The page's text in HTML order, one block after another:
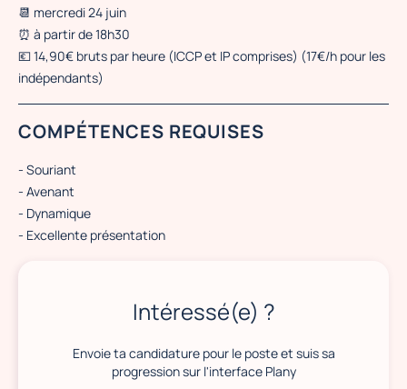
📆 mercredi 24 juin
⏰ à partir de 18h30
💶 14,90€ bruts par heure (ICCP et IP comprises) (17€/h pour les
indépendants)
COMPÉTENCES REQUISES
- Souriant
- Avenant
- Dynamique
- Excellente présentation
Intéressé(e) ?
Envoie ta candidature pour le poste et suis sa
progression sur l'interface Plany